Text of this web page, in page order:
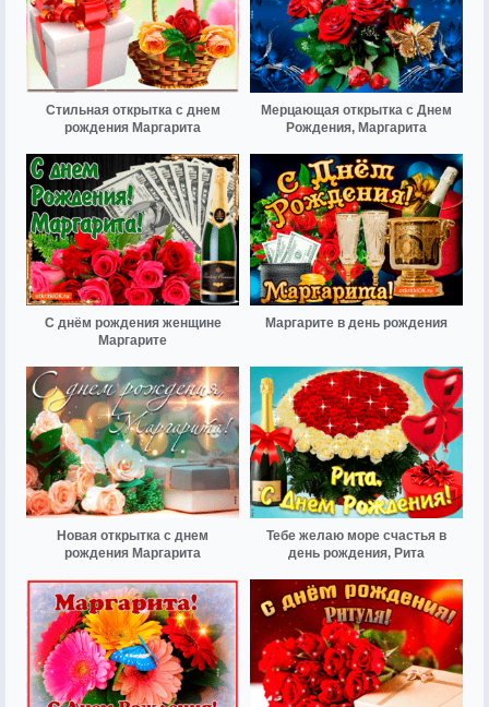
Стильная открытка с днем
рождения Маргарита
Мерцающая открытка с Днем
Рождения, Маргарита
С днём рождения женщине
Маргарите
Маргарите в день рождения
Новая открытка с днем
рождения Маргарита
Тебе желаю море счастья в
день рождения, Рита